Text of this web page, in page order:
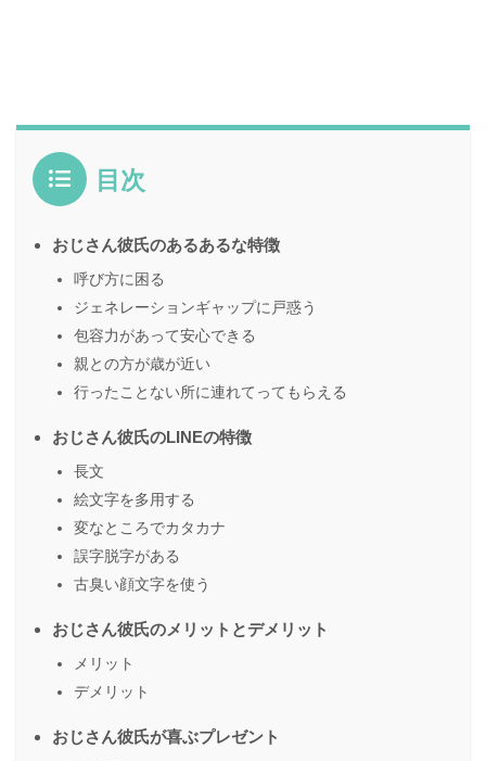
目次
おじさん彼氏のあるあるな特徴
呼び方に困る
ジェネレーションギャップに戸惑う
包容力があって安心できる
親との方が歳が近い
行ったことない所に連れてってもらえる
おじさん彼氏のLINEの特徴
長文
絵文字を多用する
変なところでカタカナ
誤字脱字がある
古臭い顔文字を使う
おじさん彼氏のメリットとデメリット
メリット
デメリット
おじさん彼氏が喜ぶプレゼント